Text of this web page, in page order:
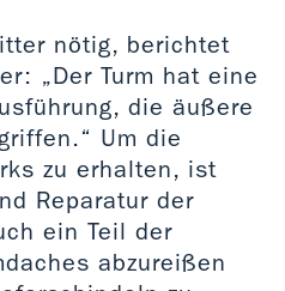
nötig, berichtet
„Der Turm hat eine
die äußere
Um die
zu erhalten, ist
Reparatur der
ein Teil der
abzureißen